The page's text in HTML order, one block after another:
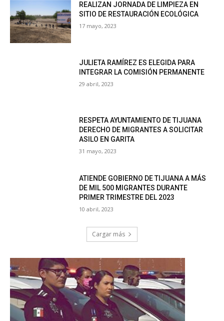
REALIZAN JORNADA DE LIMPIEZA EN
SITIO DE RESTAURACIÓN ECOLÓGICA
17 mayo, 2023
JULIETA RAMÍREZ ES ELEGIDA PARA
INTEGRAR LA COMISIÓN PERMANENTE
29 abril, 2023
RESPETA AYUNTAMIENTO DE TIJUANA
DERECHO DE MIGRANTES A SOLICITAR
ASILO EN GARITA
31 mayo, 2023
ATIENDE GOBIERNO DE TIJUANA A MÁS
DE MIL 500 MIGRANTES DURANTE
PRIMER TRIMESTRE DEL 2023
10 abril, 2023
Cargar más